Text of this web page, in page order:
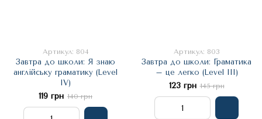
Артикул: 804
Завтра до школи: Я знаю
англійську граматику (Level
IV)
119 грн 140 грн
Артикул: 803
Завтра до школи: Граматика
– це легко (Level III)
123 грн 145 грн